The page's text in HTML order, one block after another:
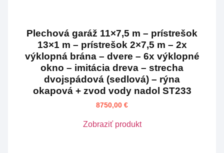
Plechová garáž 11×7,5 m – prístrešok
13×1 m – prístrešok 2×7,5 m – 2x
výklopná brána – dvere – 6x výklopné
okno – imitácia dreva – strecha
dvojspádová (sedlová) – rýna
okapová + zvod vody nadol ST233
8750,00 €
Zobraziť produkt